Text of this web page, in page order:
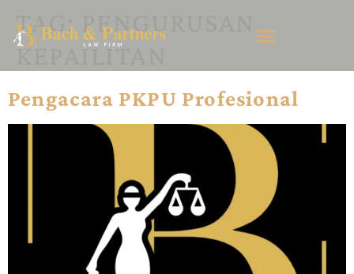
TAG: PENGURUSAN
KEPAILITAN
Pengacara PKPU Profesional